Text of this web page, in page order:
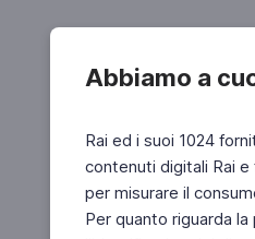
Abbiamo a
Rai ed i suoi 1024
contenuti digitali Rai
per misurare il
Per quanto riguarda